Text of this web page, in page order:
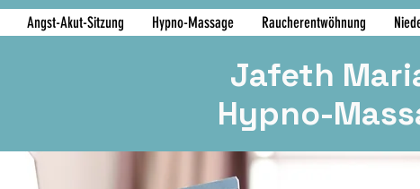
Angst-Akut-Sitzung Hypno-Massage Raucherentwöhnung
Jafeth
Hypno-